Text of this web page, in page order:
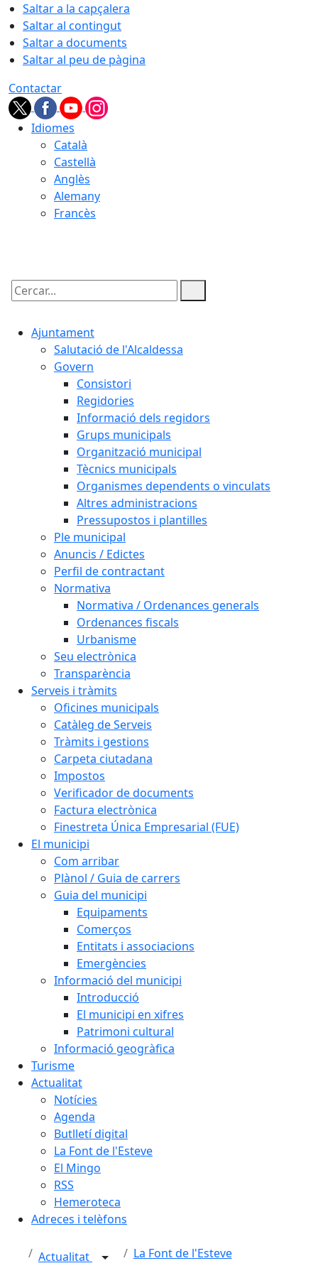
Saltar a la capçalera
Saltar al contingut
Saltar a documents
Saltar al peu de pàgina
Contactar
Idiomes
Català
Castellà
Anglès
Alemany
Francès
Cercar:
Ajuntament
Salutació de l'Alcaldessa
Govern
Consistori
Regidories
Informació dels regidors
Grups municipals
Organització municipal
Tècnics municipals
Organismes dependents o vinculats
Altres administracions
Pressupostos i plantilles
Ple municipal
Anuncis / Edictes
Perfil de contractant
Normativa
Normativa / Ordenances generals
Ordenances fiscals
Urbanisme
Seu electrònica
Transparència
Serveis i tràmits
Oficines municipals
Catàleg de Serveis
Tràmits i gestions
Carpeta ciutadana
Impostos
Verificador de documents
Factura electrònica
Finestreta Única Empresarial (FUE)
El municipi
Com arribar
Plànol / Guia de carrers
Guia del municipi
Equipaments
Comerços
Entitats i associacions
Emergències
Informació del municipi
Introducció
El municipi en xifres
Patrimoni cultural
Informació geogràfica
Turisme
Actualitat
Notícies
Agenda
Butlletí digital
La Font de l'Esteve
El Mingo
RSS
Hemeroteca
Adreces i telèfons
Actualitat La Font de l'Esteve